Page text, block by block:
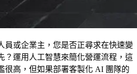
員或企業主，您是否正尋求在快速變
？運用人工智慧來簡化營運流程，這
很高，但如果部署客製化 AI 團隊的